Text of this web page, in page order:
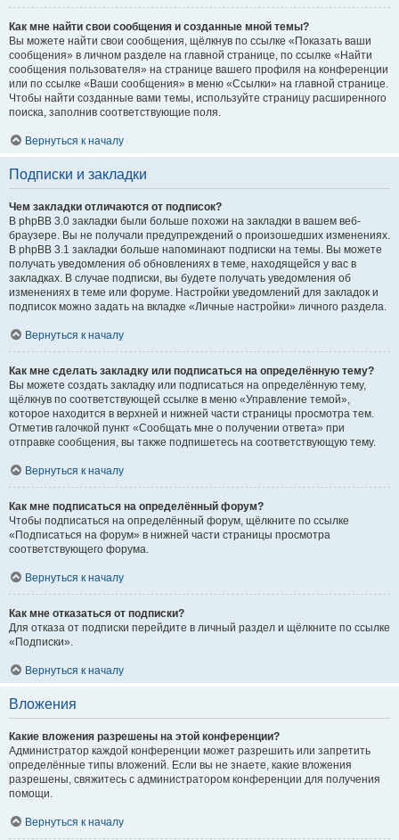
Как мне найти свои сообщения и созданные мной темы?
Вы можете найти свои сообщения, щёлкнув по ссылке «Показать ваши
сообщения» в личном разделе на главной странице, по ссылке «Найти
сообщения пользователя» на странице вашего профиля на конференции
или по ссылке «Ваши сообщения» в меню «Ссылки» на главной странице.
Чтобы найти созданные вами темы, используйте страницу расширенного
поиска, заполнив соответствующие поля.
Вернуться к началу
Подписки и закладки
Чем закладки отличаются от подписок?
В phpBB 3.0 закладки были больше похожи на закладки в вашем веб-
браузере. Вы не получали предупреждений о произошедших изменениях.
В phpBB 3.1 закладки больше напоминают подписки на темы. Вы можете
получать уведомления об обновлениях в теме, находящейся у вас в
закладках. В случае подписки, вы будете получать уведомления об
изменениях в теме или форуме. Настройки уведомлений для закладок и
подписок можно задать на вкладке «Личные настройки» личного раздела.
Вернуться к началу
Как мне сделать закладку или подписаться на определённую тему?
Вы можете создать закладку или подписаться на определённую тему,
щёлкнув по соответствующей ссылке в меню «Управление темой»,
которое находится в верхней и нижней части страницы просмотра тем.
Отметив галочкой пункт «Сообщать мне о получении ответа» при
отправке сообщения, вы также подпишетесь на соответствующую тему.
Вернуться к началу
Как мне подписаться на определённый форум?
Чтобы подписаться на определённый форум, щёлкните по ссылке
«Подписаться на форум» в нижней части страницы просмотра
соответствующего форума.
Вернуться к началу
Как мне отказаться от подписки?
Для отказа от подписки перейдите в личный раздел и щёлкните по ссылке
«Подписки».
Вернуться к началу
Вложения
Какие вложения разрешены на этой конференции?
Администратор каждой конференции может разрешить или запретить
определённые типы вложений. Если вы не знаете, какие вложения
разрешены, свяжитесь с администратором конференции для получения
помощи.
Вернуться к началу